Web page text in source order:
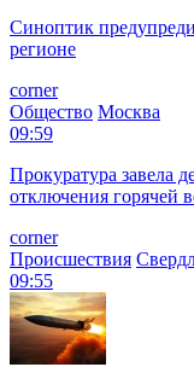
Синоптик
регионе
corner
Общество Москва
09:59
Прокуратура завела
отключения горячей
corner
Происшествия
09:55